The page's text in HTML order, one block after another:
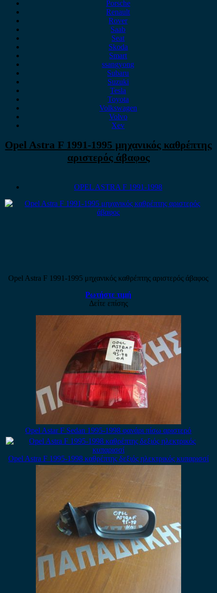
Porsche
Renault
Rover
Saab
Seat
Skoda
Smart
ssangyong
Subaru
Suzuki
Tesla
Toyota
Volkswagen
Volvo
Xev
Opel Astra F 1991-1995 μηχανικός καθρέπτης
αριστερός άβαφος
OPEL ASTRA F 1991-1998
Opel Astra F 1991-1995 μηχανικός καθρέπτης αριστερός άβαφος
Ρωτήστε τιμή
Δείτε επίσης
Opel Astar F Sedan 1995-1998 φανάρι πίσω αριστερό
Opel Astra F 1995-1998 καθρέπτης δεξιός ηλεκτρικός κυπαρισσί